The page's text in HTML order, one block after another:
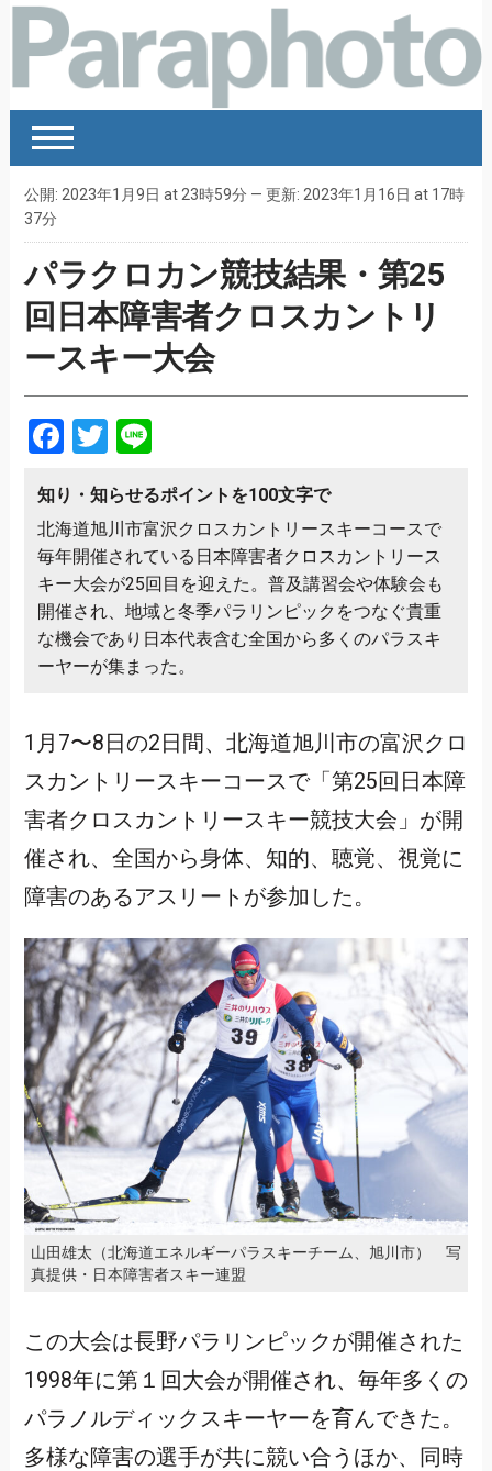
公開: 2023年1月9日 at 23時59分 — 更新: 2023年1月16日 at 17時
37分
パラクロカン競技結果・第25
回日本障害者クロスカントリ
ースキー大会
Facebook
Twitter
Line
知り・知らせるポイントを100文字で
北海道旭川市富沢クロスカントリースキーコースで
毎年開催されている日本障害者クロスカントリース
キー大会が25回目を迎えた。普及講習会や体験会も
開催され、地域と冬季パラリンピックをつなぐ貴重
な機会であり日本代表含む全国から多くのパラスキ
ーヤーが集まった。
1月7〜8日の2日間、北海道旭川市の富沢クロ
スカントリースキーコースで「第25回日本障
害者クロスカントリースキー競技大会」が開
催され、全国から身体、知的、聴覚、視覚に
障害のあるアスリートが参加した。
山田雄太（北海道エネルギーパラスキーチーム、旭川市） 写
真提供・日本障害者スキー連盟
この大会は長野パラリンピックが開催された
1998年に第１回大会が開催され、毎年多くの
パラノルディックスキーヤーを育んできた。
多様な障害の選手が共に競い合うほか、同時